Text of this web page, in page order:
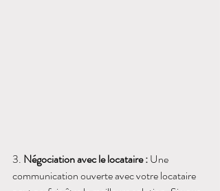
3. Négociation avec le locataire : Une
communication ouverte avec votre locataire